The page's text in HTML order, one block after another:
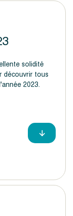
solidité
découvrir tous
2023.